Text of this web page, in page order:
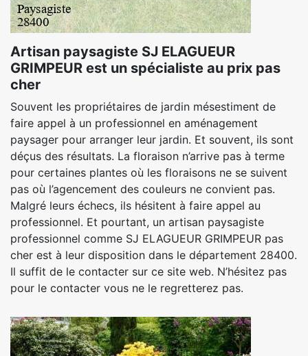
Artisan paysagiste SJ ELAGUEUR
GRIMPEUR est un spécialiste au prix pas
cher
Souvent les propriétaires de jardin mésestiment de
faire appel à un professionnel en aménagement
paysager pour arranger leur jardin. Et souvent, ils sont
déçus des résultats. La floraison n’arrive pas à terme
pour certaines plantes où les floraisons ne se suivent
pas où l’agencement des couleurs ne convient pas.
Malgré leurs échecs, ils hésitent à faire appel au
professionnel. Et pourtant, un artisan paysagiste
professionnel comme SJ ELAGUEUR GRIMPEUR pas
cher est à leur disposition dans le département 28400.
Il suffit de le contacter sur ce site web. N’hésitez pas
pour le contacter vous ne le regretterez pas.